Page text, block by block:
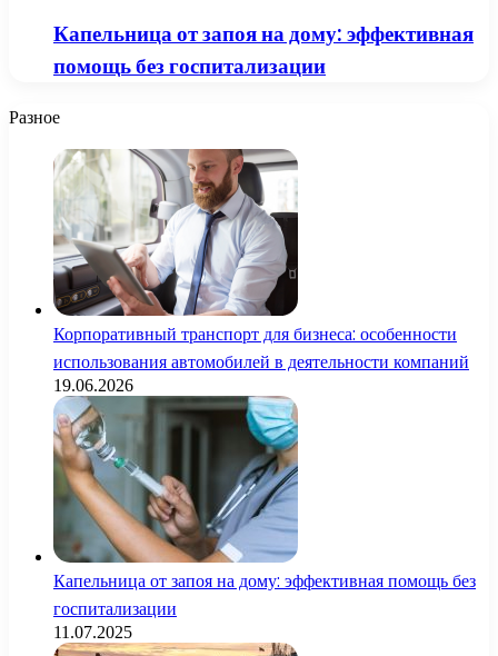
Капельница от запоя на дому: эффективная
помощь без госпитализации
Разное
Корпоративный транспорт для бизнеса: особенности
использования автомобилей в деятельности компаний
19.06.2026
Капельница от запоя на дому: эффективная помощь без
госпитализации
11.07.2025